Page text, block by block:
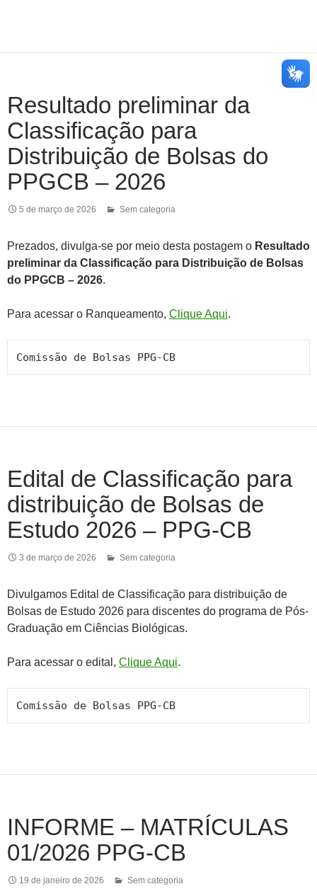
Resultado preliminar da
Classificação para
Distribuição de Bolsas do
PPGCB – 2026
5 de março de 2026 Sem categoria
Prezados, divulga-se por meio desta postagem o Resultado
preliminar da Classificação para Distribuição de Bolsas
do PPGCB – 2026.
Para acessar o Ranqueamento, Clique Aqui.
Comissão de Bolsas PPG-CB
Edital de Classificação para
distribuição de Bolsas de
Estudo 2026 – PPG-CB
3 de março de 2026 Sem categoria
Divulgamos Edital de Classificação para distribuição de
Bolsas de Estudo 2026 para discentes do programa de Pós-
Graduação em Ciências Biológicas.
Para acessar o edital, Clique Aqui.
Comissão de Bolsas PPG-CB
INFORME – MATRÍCULAS
01/2026 PPG-CB
19 de janeiro de 2026 Sem categoria